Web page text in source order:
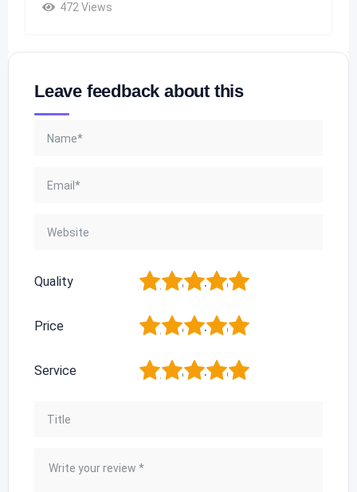
472 Views
Leave feedback about this
Quality 5
4
3
2
Price 5
4
3
2
Service 5
4
3
2